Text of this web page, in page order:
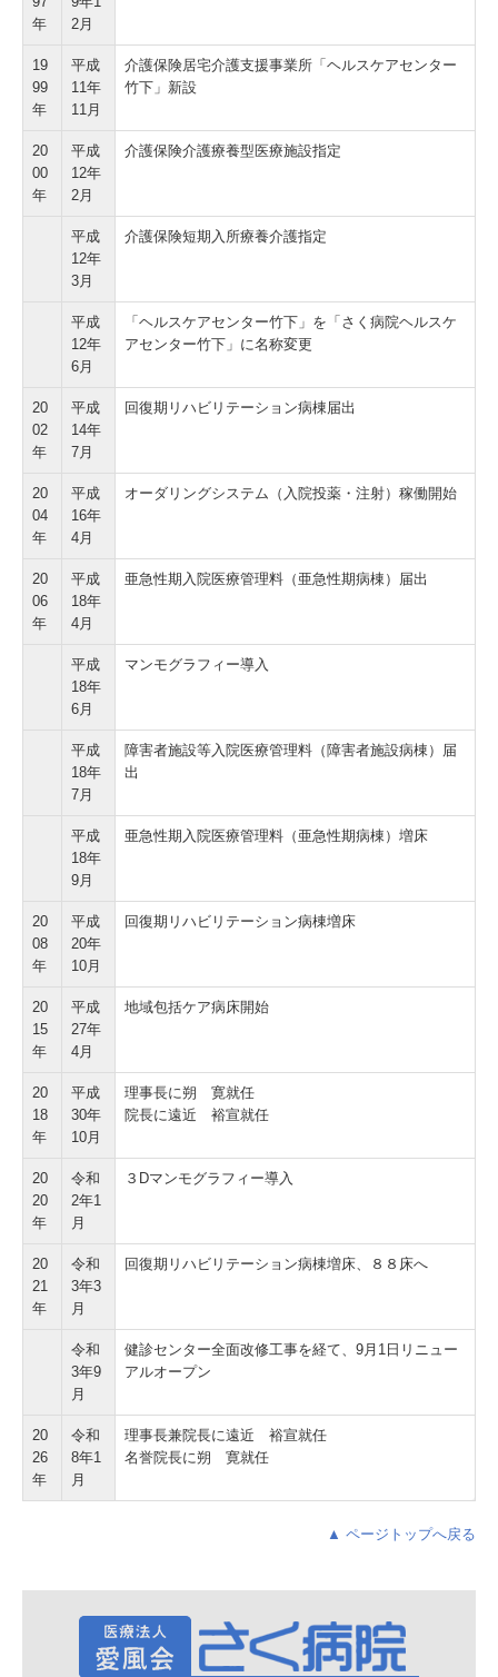
年
2月
19
99
年
平成
11年
11月
介護保険居宅介護支援事業所「ヘルスケアセンター
竹下」新設
20
00
年
平成
12年
2月
介護保険介護療養型医療施設指定
平成
12年
3月
介護保険短期入所療養介護指定
平成
12年
6月
「ヘルスケアセンター竹下」を「さく病院ヘルスケ
アセンター竹下」に名称変更
20
02
年
平成
14年
7月
回復期リハビリテーション病棟届出
20
04
年
平成
16年
4月
オーダリングシステム（入院投薬・注射）稼働開始
20
06
年
平成
18年
4月
亜急性期入院医療管理料（亜急性期病棟）届出
平成
18年
6月
マンモグラフィー導入
平成
18年
7月
障害者施設等入院医療管理料（障害者施設病棟）届
出
平成
18年
9月
亜急性期入院医療管理料（亜急性期病棟）増床
20
08
年
平成
20年
10月
回復期リハビリテーション病棟増床
20
15
年
平成
27年
4月
地域包括ケア病床開始
20
18
年
平成
30年
10月
理事長に朔 寛就任
院長に遠近 裕宣就任
20
20
年
令和
2年1
月
３Dマンモグラフィー導入
20
21
年
令和
3年3
月
回復期リハビリテーション病棟増床、８８床へ
令和
3年9
月
健診センター全面改修工事を経て、9月1日リニュー
アルオープン
20
26
年
令和
8年1
月
理事長兼院長に遠近 裕宣就任
名誉院長に朔 寛就任
▲ ページトップへ戻る